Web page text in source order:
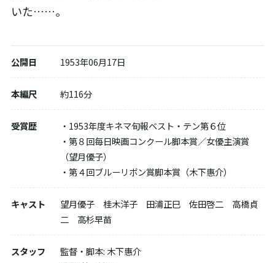
配信で視聴する
DVDを購入する
DVD-BOXを購入する
いた……。
公開日 1953年06月17日
本編尺 約116分
受賞歴
・1953年度キネマ旬報ベスト・テン第６位
・第８回毎日映画コンクール脚本賞／女優主演賞
（望月優子）
・第４回ブルーリボン賞脚本賞（木下惠介）
キャスト
望月優子 桂木洋子 田浦正巳 佐田啓二 高橋貞
二 高杉早苗
スタッフ
監督・脚本: 木下惠介